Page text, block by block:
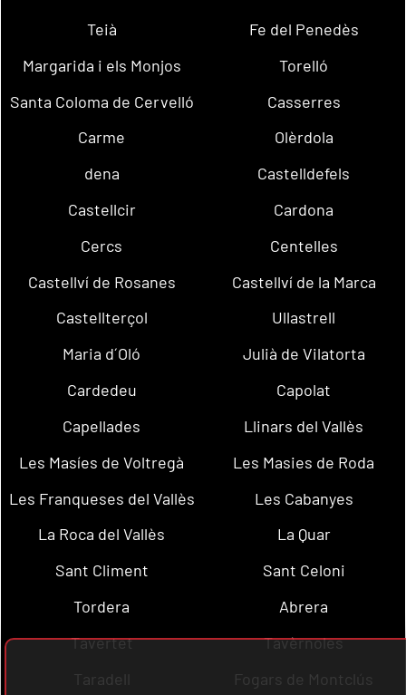
Teià
Fe del Penedès
Margarida i els Monjos
Torelló
Santa Coloma de Cervelló
Casserres
Carme
Olèrdola
dena
Castelldefels
Castellcir
Cardona
Cercs
Centelles
Castellví de Rosanes
Castellví de la Marca
Castellterçol
Ullastrell
Maria d´Oló
Julià de Vilatorta
Cardedeu
Capolat
Capellades
Llinars del Vallès
Les Masíes de Voltregà
Les Masies de Roda
Les Franqueses del Vallès
Les Cabanyes
La Roca del Vallès
La Quar
Sant Climent
Sant Celoni
Tordera
Abrera
Tavertet
Tavèrnoles
Taradell
Fogars de Montclús